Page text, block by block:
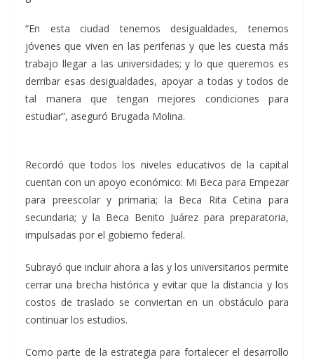
“En esta ciudad tenemos desigualdades, tenemos
jóvenes que viven en las periferias y que les cuesta más
trabajo llegar a las universidades; y lo que queremos es
derribar esas desigualdades, apoyar a todas y todos de
tal manera que tengan mejores condiciones para
estudiar”, aseguró Brugada Molina.
Recordó que todos los niveles educativos de la capital
cuentan con un apoyo económico: Mi Beca para Empezar
para preescolar y primaria; la Beca Rita Cetina para
secundaria; y la Beca Benito Juárez para preparatoria,
impulsadas por el gobierno federal.
Subrayó que incluir ahora a las y los universitarios permite
cerrar una brecha histórica y evitar que la distancia y los
costos de traslado se conviertan en un obstáculo para
continuar los estudios.
Como parte de la estrategia para fortalecer el desarrollo